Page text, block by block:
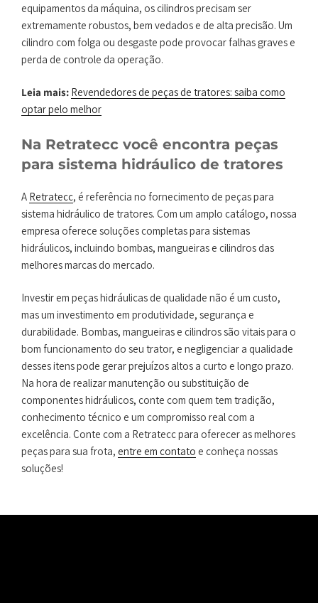
equipamentos da máquina, os cilindros precisam ser
extremamente robustos, bem vedados e de alta precisão. Um
cilindro com folga ou desgaste pode provocar falhas graves e
perda de controle da operação.
Leia mais: Revendedores de peças de tratores: saiba como
optar pelo melhor
Na Retratecc você encontra peças
para sistema hidráulico de tratores
A Retratecc, é referência no fornecimento de peças para
sistema hidráulico de tratores. Com um amplo catálogo, nossa
empresa oferece soluções completas para sistemas
hidráulicos, incluindo bombas, mangueiras e cilindros das
melhores marcas do mercado.
Investir em peças hidráulicas de qualidade não é um custo,
mas um investimento em produtividade, segurança e
durabilidade. Bombas, mangueiras e cilindros são vitais para o
bom funcionamento do seu trator, e negligenciar a qualidade
desses itens pode gerar prejuízos altos a curto e longo prazo.
Na hora de realizar manutenção ou substituição de
componentes hidráulicos, conte com quem tem tradição,
conhecimento técnico e um compromisso real com a
excelência. Conte com a Retratecc para oferecer as melhores
peças para sua frota, entre em contato e conheça nossas
soluções!